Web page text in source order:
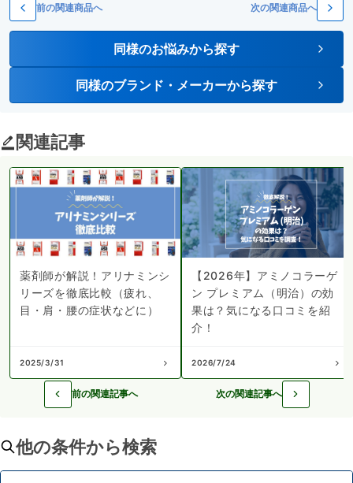
前の関連商品へ 次の関連商品へ
同様のお悩みから探す
同様のブランド・メーカーから探す
関連記事
薬剤師が解説！アリナミンシ
リーズを徹底比較（疲れ、
目・肩・腰の症状などに）
2025/3/31
【2026年】アミノコラーゲ
ン プレミアム（明治）の効
果は？気になる口コミを紹
介！
2026/7/24
前の関連記事へ 次の関連記事へ
他の条件から検索